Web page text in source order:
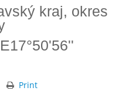
kraj, okres
Print